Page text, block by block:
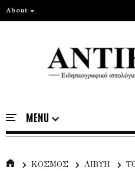
About
ΚΟΣΜΟΣ ΛΙΒΥΗ